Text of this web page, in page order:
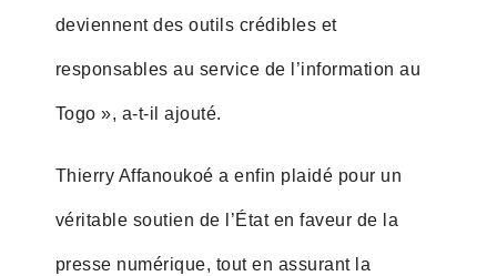
deviennent des outils crédibles et
responsables au service de l’information au
Togo », a-t-il ajouté.
Thierry Affanoukoé a enfin plaidé pour un
véritable soutien de l’État en faveur de la
presse numérique, tout en assurant la